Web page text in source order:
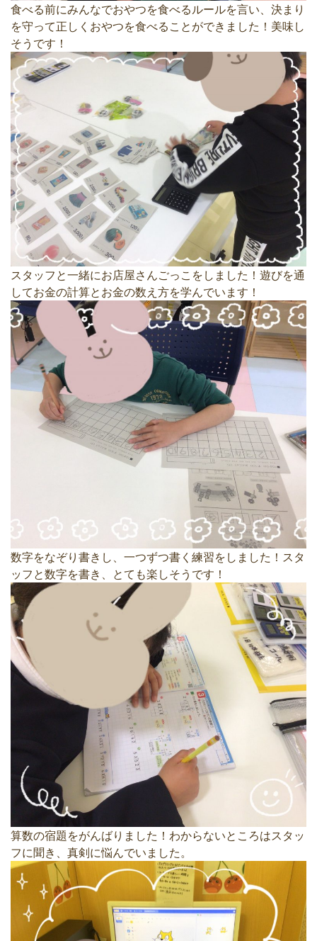
食べる前にみんなでおやつを食べるルールを言い、決まり
を守って正しくおやつを食べることができました！美味し
そうです！
スタッフと一緒にお店屋さんごっこをしました！遊びを通
してお金の計算とお金の数え方を学んでいます！
数字をなぞり書きし、一つずつ書く練習をしました！スタ
ッフと数字を書き、とても楽しそうです！
算数の宿題をがんばりました！わからないところはスタッ
フに聞き、真剣に悩んでいました。